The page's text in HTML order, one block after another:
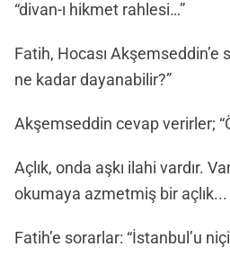
“divan-ı hikmet rahlesi…”
Fatih, Hocası Akşemseddin’e
ne kadar dayanabilir?”
Akşemseddin cevap verirler;
Açlık, onda aşkı ilahi vardır.
okumaya azmetmiş bir açlık...
Fatih’e sorarlar: “İstanbul’u